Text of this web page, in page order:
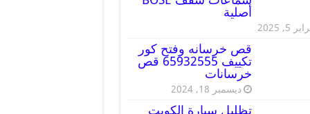
أصلية
5, 2025
قص خرسانه وفتح كور
تكييف 65932555 قص
خرسانات
ديسمبر 18, 2024
تظليل سيارة الكويت